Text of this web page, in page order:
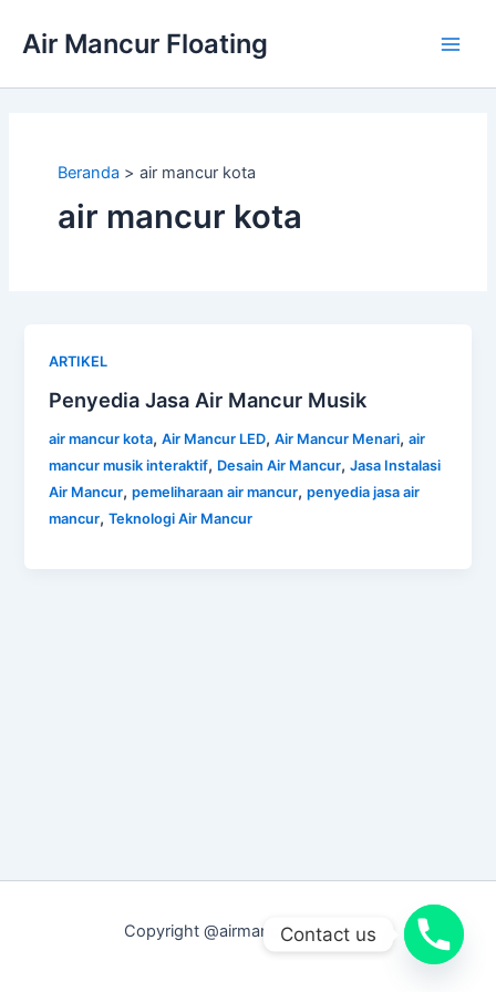
Air Mancur Floating
Beranda air mancur kota
air mancur kota
ARTIKEL
Penyedia Jasa Air Mancur Musik
air mancur kota,Air Mancur LED,Air Mancur Menari,air
mancur musik interaktif, Desain Air Mancur,Jasa Instalasi
Air Mancur,pemeliharaan air mancur,penyedia jasa air
mancur,Teknologi Air Mancur
Copyright @airmancurmenari.net
Contact us